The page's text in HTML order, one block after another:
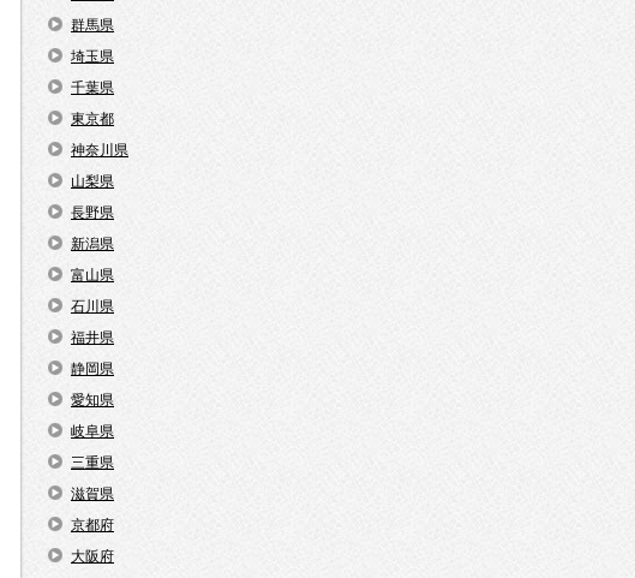
群馬県
埼玉県
千葉県
東京都
神奈川県
山梨県
長野県
新潟県
富山県
石川県
福井県
静岡県
愛知県
岐阜県
三重県
滋賀県
京都府
大阪府